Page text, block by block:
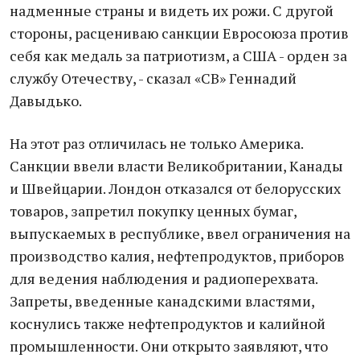
надменные страны и видеть их рожи. С другой
стороны, расцениваю санкции Евросоюза против
себя как медаль за патриотизм, а США - орден за
службу Отечеству, - сказал «СВ» Геннадий
Давыдько.
На этот раз отличилась не только Америка.
Санкции ввели власти Великобритании, Канады
и Швейцарии. Лондон отказался от белорусских
товаров, запретил покупку ценных бумаг,
выпускаемых в республике, ввел ограничения на
производство калия, нефтепродуктов, приборов
для ведения наблюдения и радиоперехвата.
Запреты, введенные канадскими властями,
коснулись также нефтепродуктов и калийной
промышленности. Они открыто заявляют, что